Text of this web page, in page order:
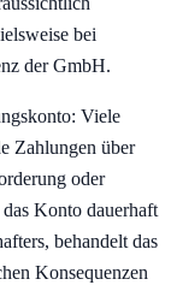
bei
der GmbH.
Viele
Zahlungen über
oder
Konto dauerhaft
behandelt das
Konsequenzen